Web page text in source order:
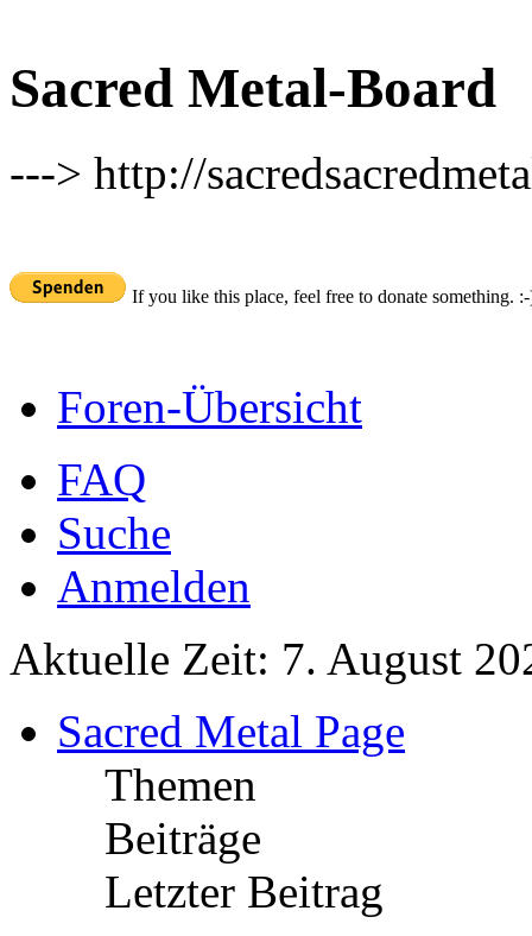
Sacred Metal-Board
---> http://
If you like this place, feel free to donate something.
Foren-Übersicht
FAQ
Suche
Anmelden
Aktuelle Zeit: 7. August
Sacred Metal Page
Themen
Beiträge
Letzter Beitrag